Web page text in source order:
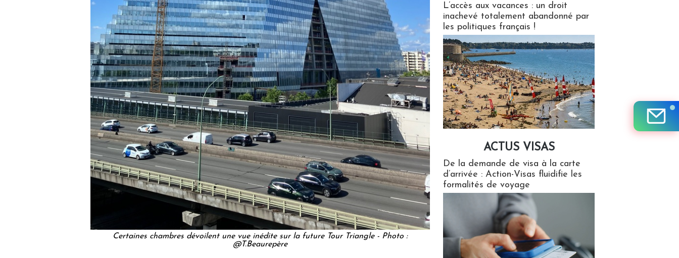
Certaines chambres dévoilent une vue inédite sur la future Tour Triangle - Photo :
@T.Beaurepère
L’accès aux vacances : un droit
inachevé totalement abandonné par
les politiques français !
ACTUS VISAS
De la demande de visa à la carte
d’arrivée : Action-Visas fluidifie les
formalités de voyage